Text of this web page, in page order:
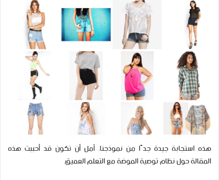
هذه استجابة جيدة جدًا من نموذجنا. آمل أن تكون قد أحببت هذه
المقالة حول نظام توصية الموضة مع التعلم العميق.